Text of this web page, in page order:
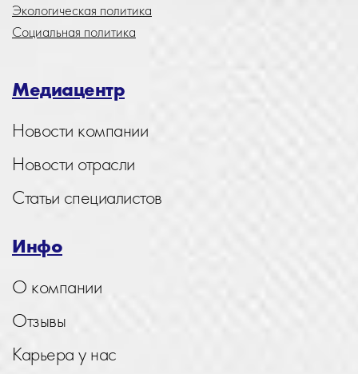
Экологическая политика
Социальная политика
Медиацентр
Новости компании
Новости отрасли
Статьи специалистов
Инфо
О компании
Отзывы
Карьера у нас